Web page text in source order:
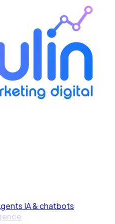
IA & chatbots